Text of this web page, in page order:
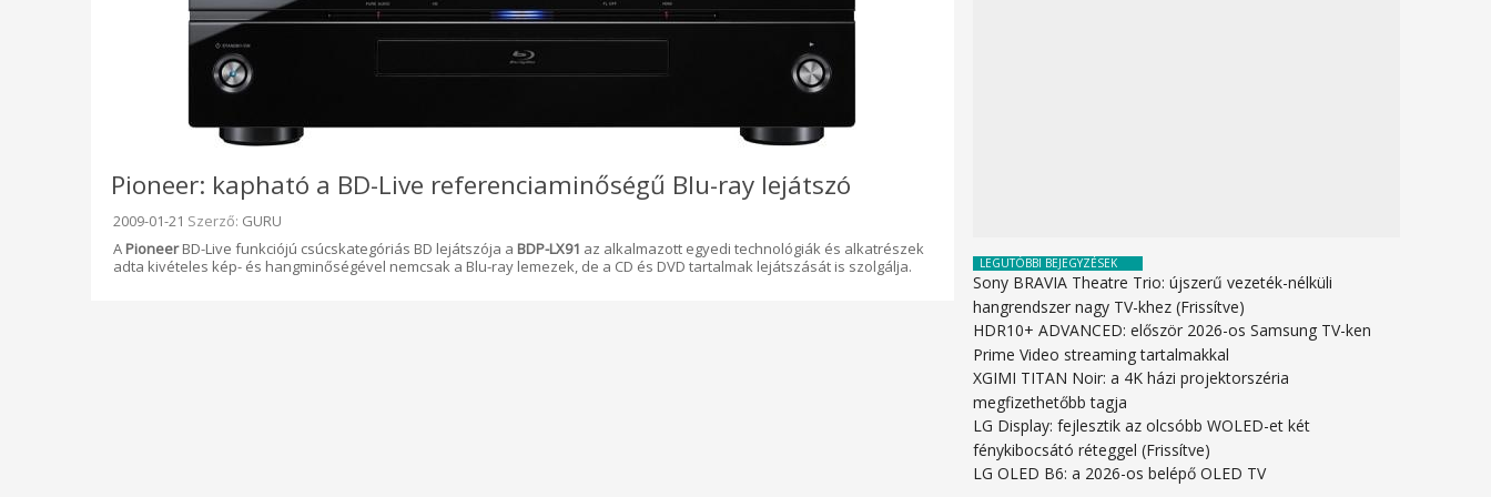
Pioneer: kapható a BD-Live referenciaminőségű Blu-ray lejátszó
Beküldve:
2009-01-21 Szerző: GURU
A PioneerBD-Live funkciójú csúcskategóriás BD lejátszója a BDP-LX91 az alkalmazott egyedi technológiák és alkatrészek
adta kivételes kép- és hangminőségével nemcsak a Blu-ray lemezek, de a CD és DVD tartalmak lejátszását is szolgálja.
LEGUTÓBBI BEJEGYZÉSEK
Sony BRAVIA Theatre Trio: újszerű vezeték-nélküli
hangrendszer nagy TV-khez (Frissítve)
HDR10+ ADVANCED: először 2026-os Samsung TV-ken
Prime Video streaming tartalmakkal
XGIMI TITAN Noir: a 4K házi projektorszéria
megfizethetőbb tagja
LG Display: fejlesztik az olcsóbb WOLED-et két
fénykibocsátó réteggel (Frissítve)
LG OLED B6: a 2026-os belépő OLED TV